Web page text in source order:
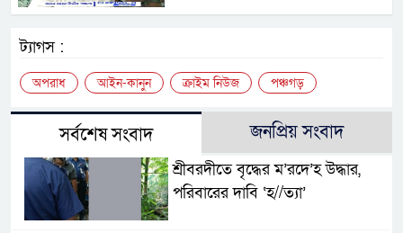
ট্যাগস :
অপরাধ আইন-কানুন ক্রাইম নিউজ পঞ্চগড়
সর্বশেষ সংবাদ জনপ্রিয় সংবাদ
শ্রীবরদীতে বৃদ্ধের ম’রদে’হ উদ্ধার,
পরিবারের দাবি ‘হ//ত্যা’